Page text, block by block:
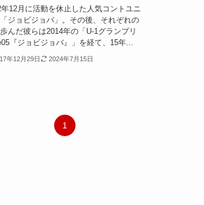
年12月に活動を休止した人気コントユニ
ジョビジョバ」。その後、それぞれの
んだ彼らは2014年の「U-1グランプリ
『ジョビジョバ』」を経て、15年...
年12月29日 2024年7月15日
1